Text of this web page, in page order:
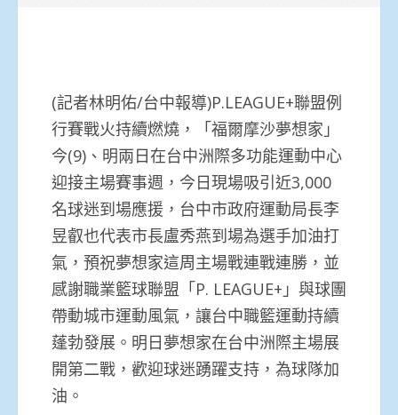
(記者林明佑/台中報導)P.LEAGUE+聯盟例
行賽戰火持續燃燒，「福爾摩沙夢想家」
今(9)、明兩日在台中洲際多功能運動中心
迎接主場賽事週，今日現場吸引近3,000
名球迷到場應援，台中市政府運動局長李
昱叡也代表市長盧秀燕到場為選手加油打
氣，預祝夢想家這周主場戰連戰連勝，並
感謝職業籃球聯盟「P. LEAGUE+」與球團
帶動城市運動風氣，讓台中職籃運動持續
蓬勃發展。明日夢想家在台中洲際主場展
開第二戰，歡迎球迷踴躍支持，為球隊加
油。